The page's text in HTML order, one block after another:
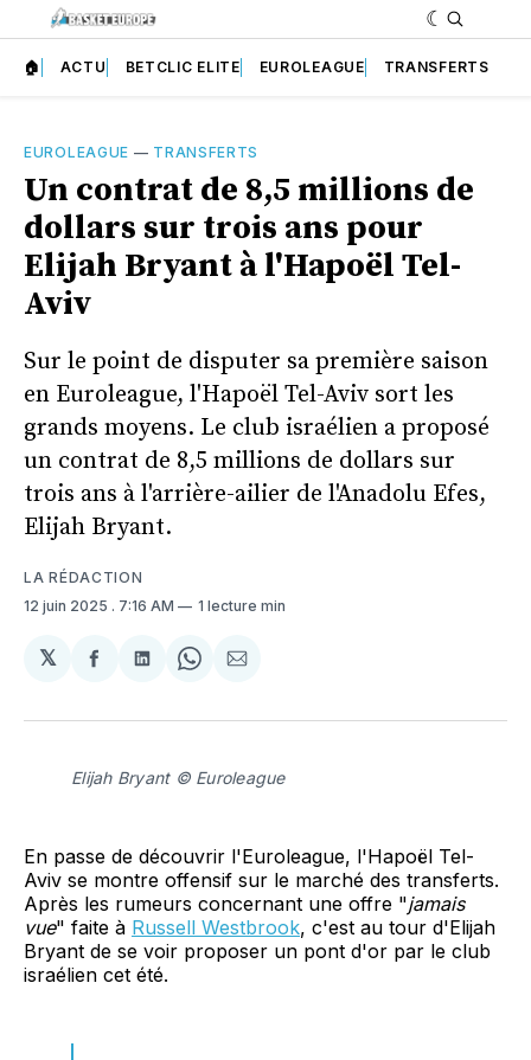
🏠 ACTU BETCLIC ELITE EUROLEAGUE TRANSFERTS
EUROLEAGUE — TRANSFERTS
Un contrat de 8,5 millions de
dollars sur trois ans pour
Elijah Bryant à l'Hapoël Tel-
Aviv
Sur le point de disputer sa première saison
en Euroleague, l'Hapoël Tel-Aviv sort les
grands moyens. Le club israélien a proposé
un contrat de 8,5 millions de dollars sur
trois ans à l'arrière-ailier de l'Anadolu Efes,
Elijah Bryant.
LA RÉDACTION
12 juin 2025 . 7:16 AM 1 lecture min
𝕏
Partager
Facebook
Partager
LinkedIn
Share
WhatsApp
Partager
Courriel
Elijah Bryant © Euroleague
En passe de découvrir l'Euroleague, l'Hapoël Tel-
Aviv se montre offensif sur le marché des transferts.
Après les rumeurs concernant une offre "jamais
vue" faite à Russell Westbrook, c'est au tour d'Elijah
Bryant de se voir proposer un pont d'or par le club
israélien cet été.